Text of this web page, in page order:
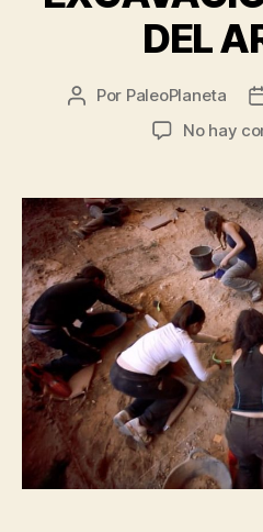
DEL
Autor
Por PaleoPlaneta
No hay